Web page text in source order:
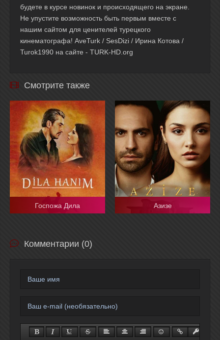
будете в курсе новинок и происходящего на экране.
Не упустите возможность быть первым вместе с
нашим сайтом для ценителей турецкого
кинематографа! AveTurk / SesDizi / Ирина Котова /
Turok1990 на сайте - TURK-HD.org
Смотрите также
Госпожа Дила Азизе
Комментарии (0)